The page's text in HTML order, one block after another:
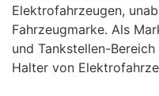
Elektrofahrzeugen,
Fahrzeugmarke. Als
und Tankstellen-
Halter von